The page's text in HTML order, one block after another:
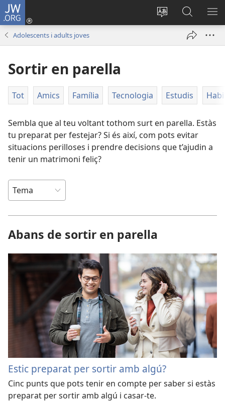
JW.ORG
Canvia
d’idioma
Inicia
sessió
Cerca
jw.org
Adolescents i adults joves
Sortir en parella
Tot Amics Família Tecnologia Estudis
Sembla que al teu voltant tothom surt en parella. Estàs
tu preparat per festejar? Si és així, com pots evitar
situacions perilloses i prendre decisions que t’ajudin a
tenir un matrimoni feliç?
Abans de sortir en parella
Estic preparat per sortir amb algú?
Cinc punts que pots tenir en compte per saber si estàs
preparat per sortir amb algú i casar-te.